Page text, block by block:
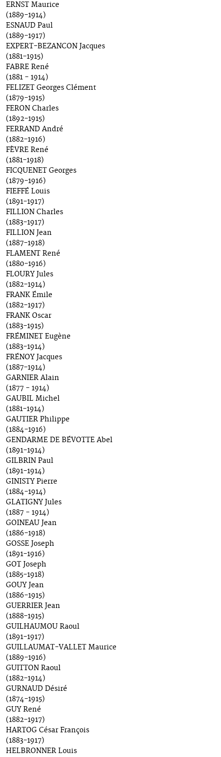
ERNST Maurice
(1889-1914)
ESNAUD Paul
(1889-1917)
EXPERT-BEZANCON Jacques
(1881-1915)
FABRE René
(1881 - 1914)
FELIZET Georges Clément
(1879-1915)
FERON Charles
(1892-1915)
FERRAND André
(1882-1916)
FÈVRE René
(1881-1918)
FICQUENET Georges
(1879-1916)
FIEFFÉ Louis
(1891-1917)
FILLION Charles
(1883-1917)
FILLION Jean
(1887-1918)
FLAMENT René
(1880-1916)
FLOURY Jules
(1882-1914)
FRANK Émile
(1882-1917)
FRANK Oscar
(1883-1915)
FRÉMINET Eugène
(1883-1914)
FRÉNOY Jacques
(1887-1914)
GARNIER Alain
(1877 - 1914)
GAUBIL Michel
(1881-1914)
GAUTIER Philippe
(1884-1916)
GENDARME DE BÉVOTTE Abel
(1891-1914)
GILBRIN Paul
(1891-1914)
GINISTY Pierre
(1884-1914)
GLATIGNY Jules
(1887 - 1914)
GOINEAU Jean
(1886-1918)
GOSSE Joseph
(1891-1916)
GOT Joseph
(1885-1918)
GOUY Jean
(1886-1915)
GUERRIER Jean
(1888-1915)
GUILHAUMOU Raoul
(1891-1917)
GUILLAUMAT-VALLET Maurice
(1889-1916)
GUITTON Raoul
(1882-1914)
GURNAUD Désiré
(1874-1915)
GUY René
(1882-1917)
HARTOG César François
(1883-1917)
HELBRONNER Louis